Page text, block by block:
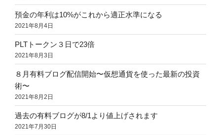
預金の年利は10%がこれから適正水準になる
2021年8月4日
PLTトークン３日で23倍
2021年8月3日
８月有料ブログ配信開始〜仮想通貨を使った最新の投資
術〜
2021年8月2日
過去の有料ブログが8/1より値上げされます
2021年7月30日